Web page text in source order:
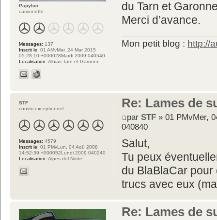
du Tarn et
Merci d’avance.
Mon petit blog : http://
Papyluc
camionette
Messages: 137
Inscrit le: 01 AMvMar, 24 Mar 2015
05:28:10 +000028Mardi 2009 040540
Localisation: Albias-Tarn et Garonne
Re: Lames de
parSTF » 01 PMvMer,
040840
Salut,
Tu peux
du BlaBlaCar
trucs avec eux
STF
convoi exceptionnel
Messages: 4579
Inscrit le: 01 PMvLun, 04 Aoû 2008
14:52:39 +000052Lundi 2009 040240
Localisation: Alpes del Norte
Re: Lames de